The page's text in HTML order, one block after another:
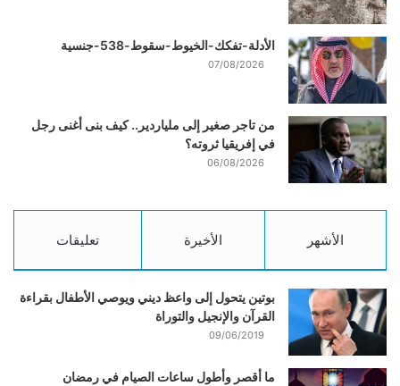
الأدلة-تفكك-الخيوط-سقوط-538-جنسية
07/08/2026
من تاجر صغير إلى ملياردير.. كيف بنى أغنى رجل
في إفريقيا ثروته؟
06/08/2026
الأشهر الأخيرة تعليقات
بوتين يتحول إلى واعظ ديني ويوصي الأطفال بقراءة
القرآن والإنجيل والتوراة
09/06/2019
ما أقصر وأطول ساعات الصيام في رمضان